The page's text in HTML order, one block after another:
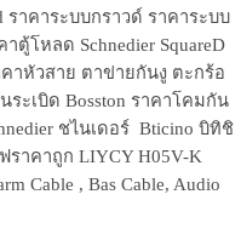
ราคาระบบกราวด์ ราคาระบบ
ตู้โหลด Schnedier SquareD
าหัวสาย ตาข่ายกันงู ตะกร้อ
ะเบิด Bosston ราคาโคมกัน
ชไนเดอร์ Bticino บิทิชิ
ราคาถูก LIYCY H05V-K
Cable , Bas Cable, Audio